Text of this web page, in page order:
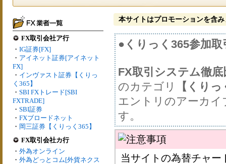
FX取引会社ア行
・ IG証券[FX]
・ アイネット証券[アイネット
FX]
・ インヴァスト証券【くりっ
く365】
・ SBI FXトレード[SBI
FXTRADE]
・ SBI証券
・ FXブロードネット
・ 岡三証券【くりっく365】
FX取引会社カ行
・ 外為オンライン
・ 外為どっとコム[外貨ネクス
本サイトはプロモーションを含み
●くりっく365参加
FX取引システム徹
のカテゴリ
【くり
エントリのアーカ
す。
当サイトの為替チャー